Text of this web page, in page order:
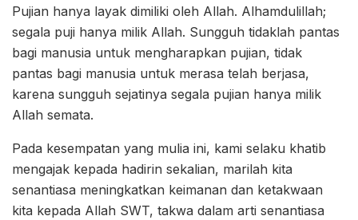
Pujian hanya layak dimiliki oleh Allah. Alhamdulillah;
segala puji hanya milik Allah. Sungguh tidaklah pantas
bagi manusia untuk mengharapkan pujian, tidak
pantas bagi manusia untuk merasa telah berjasa,
karena sungguh sejatinya segala pujian hanya milik
Allah semata.
Pada kesempatan yang mulia ini, kami selaku khatib
mengajak kepada hadirin sekalian, marilah kita
senantiasa meningkatkan keimanan dan ketakwaan
kita kepada Allah SWT, takwa dalam arti senantiasa